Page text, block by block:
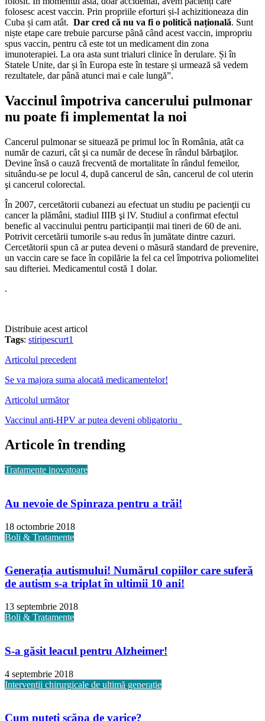
folosesc acest vaccin. Prin propriile eforturi și-l achizitioneaza din
Cuba și cam atât. Dar cred că nu va fi o politică națională. Sunt
niște etape care trebuie parcurse până când acest vaccin, impropriu
spus vaccin, pentru că este tot un medicament din zona
imunoterapiei. La ora asta sunt trialuri clinice în derulare. Și în
Statele Unite, dar și în Europa este în testare și urmează să vedem
rezultatele, dar până atunci mai e cale lungă”.
Vaccinul împotriva cancerului pulmonar
nu poate fi implementat la noi
Cancerul pulmonar se situează pe primul loc în România, atât ca
număr de cazuri, cât şi ca număr de decese în rândul bărbaţilor.
Devine însă o cauză frecventă de mortalitate în rândul femeilor,
situându-se pe locul 4, după cancerul de sân, cancerul de col uterin
şi cancerul colorectal.
În 2007, cercetătorii cubanezi au efectuat un studiu pe pacienţii cu
cancer la plămâni, stadiul IIIB şi lV. Studiul a confirmat efectul
benefic al vaccinului pentru participanții mai tineri de 60 de ani.
Potrivit cercetării tumorile s-au redus în jumătate dintre cazuri.
Cercetătorii spun că ar putea deveni o măsură standard de prevenire,
un vaccin care se face în copilărie la fel ca cel împotriva poliomelitei
sau difteriei. Medicamentul costă 1 dolar.
.
Distribuie acest articol
Tags: stiripescurt1
Articolul precedent
Se va majora suma alocată medicamentelor!
Articolul următor
Vaccinul anti-HPV ar putea deveni obligatoriu
Articole în trending
Tratamente inovatoare
Au nevoie de Spinraza pentru a trăi!
18 octombrie 2018
Boli & Tratamente
Generația autismului! Numărul copiilor care suferă
de autism s-a triplat în ultimii 10 ani!
13 septembrie 2018
Boli & Tratamente
S-a găsit leacul pentru Alzheimer!
4 septembrie 2018
Intervenții chirurgicale de ultimă generație
Cum puteți scăpa de varice?